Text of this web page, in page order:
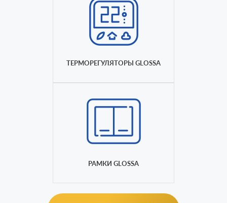
ТЕРМОРЕГУЛЯТОРЫ GLOSSA
РАМКИ GLOSSA